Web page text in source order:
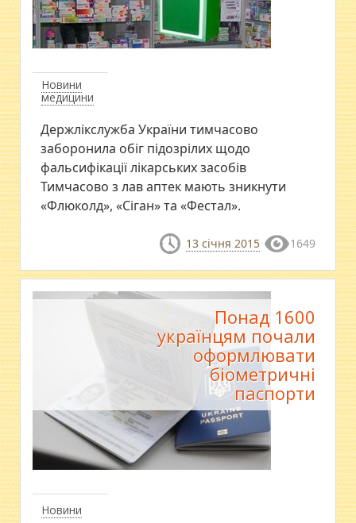
Новини
медицини
Держлікслужба України тимчасово
заборонила обіг підозрілих щодо
фальсифікації лікарських засобів
Тимчасово з лав аптек мають зникнути
«Флюколд», «Сіган» та «Фестал».
13 січня 2015 1649
Новини
Понад 1600
українцям почали
оформлювати
біометричні
паспорти